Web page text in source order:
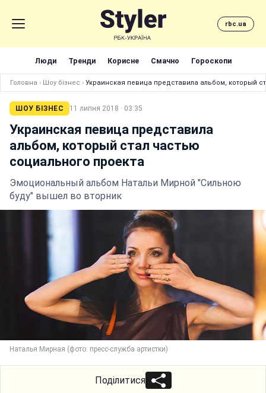
rbc.ua
Люди Тренди Корисне Смачно Гороскопи
Головна › Шоу бізнес › Украинская певица представила альбом, который
ШОУ БІЗНЕС 11 липня 2018 · 03:35
Украинская певица представила
альбом, который стал частью
социального проекта
Эмоциональный альбом Натальи Мирной "Сильною
буду" вышел во вторник
Наталья Мирная (фото: пресс-служба артистки)
Поділитися